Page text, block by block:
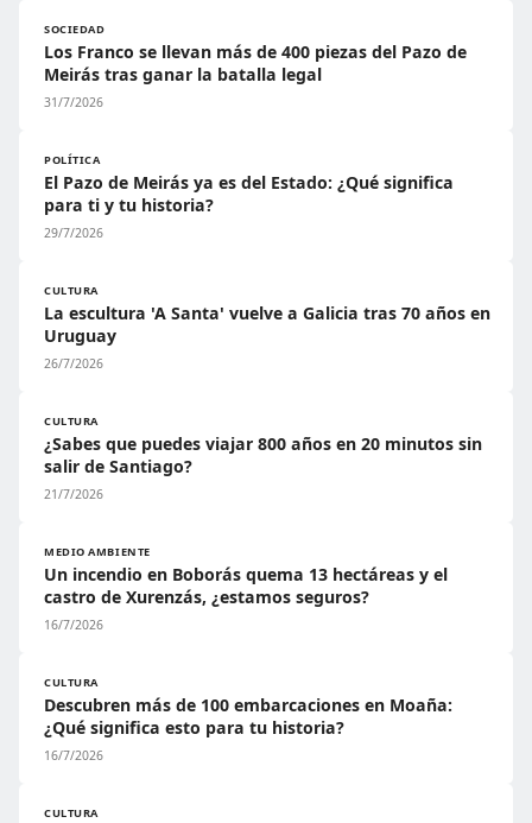
SOCIEDAD
Los Franco se llevan más de 400 piezas del Pazo de
Meirás tras ganar la batalla legal
31/7/2026
POLÍTICA
El Pazo de Meirás ya es del Estado: ¿Qué significa
para ti y tu historia?
29/7/2026
CULTURA
La escultura 'A Santa' vuelve a Galicia tras 70 años en
Uruguay
26/7/2026
CULTURA
¿Sabes que puedes viajar 800 años en 20 minutos sin
salir de Santiago?
21/7/2026
MEDIO AMBIENTE
Un incendio en Boborás quema 13 hectáreas y el
castro de Xurenzás, ¿estamos seguros?
16/7/2026
CULTURA
Descubren más de 100 embarcaciones en Moaña:
¿Qué significa esto para tu historia?
16/7/2026
CULTURA